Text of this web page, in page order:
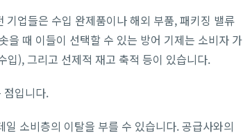
업들은 수입 완제품이나 해외 부품, 패키징 밸류
을 때 이들이 선택할 수 있는 방어 기제는 소비자 가
입), 그리고 선제적 재고 축적 등이 있습니다.
점입니다.
소비층의 이탈을 부를 수 있습니다. 공급사와의